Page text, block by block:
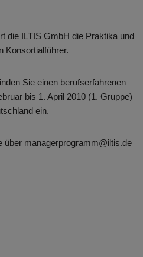
die ILTIS GmbH die Praktika und
Konsortialführer.
Sie einen berufserfahrenen
bis 1. April 2010 (1. Gruppe)
ein.
über managerprogramm@iltis.de